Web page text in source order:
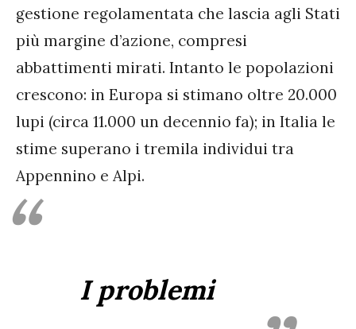
gestione regolamentata che lascia agli Stati
più margine d’azione, compresi
abbattimenti mirati. Intanto le popolazioni
crescono: in Europa si stimano oltre 20.000
lupi (circa 11.000 un decennio fa); in Italia le
stime superano i tremila individui tra
Appennino e Alpi.
I problemi